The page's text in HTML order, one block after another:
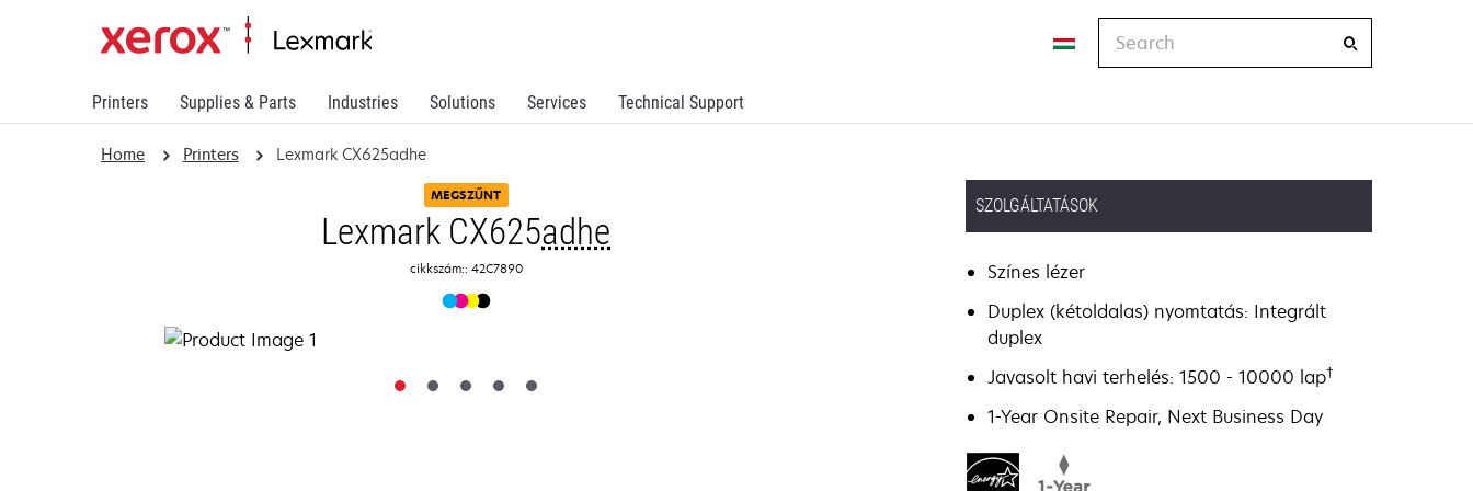
Printers Supplies & Parts Industries Solutions Services Technical Support
Home Printers Lexmark CX625adhe
MEGSZŰNT
Lexmark CX625adhe
cikkszám:: 42C7890
SZOLGÁLTATÁSOK
Színes lézer
Duplex (kétoldalas) nyomtatás: Integrált
duplex
Javasolt havi terhelés: 1500 - 10000 lap†
1-Year Onsite Repair, Next Business Day